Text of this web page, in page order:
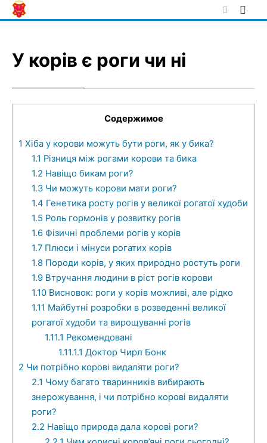
Skip
to
У корів є роги чи ні
Содержимое
1 Хіба у корови можуть бути роги, як у бика?
1.1 Різниця між рогами корови та бика
1.2 Навіщо бикам роги?
1.3 Чи можуть корови мати роги?
1.4 Генетика росту рогів у великої рогатої худоби
1.5 Роль гормонів у розвитку рогів
1.6 Фізичні проблеми рогів у корів
1.7 Плюси і мінуси рогатих корів
1.8 Породи корів, у яких природно ростуть роги
1.9 Втручання людини в ріст рогів корови
1.10 Висновок: роги у корів можливі, але рідко
1.11 Майбутні розробки в розведенні великої
рогатої худоби та вирощуванні рогів
1.11.1 Рекомендовані
1.11.1.1 Доктор Чирл Бонк
2 Чи потрібно корові видаляти роги?
2.1 Чому багато тваринників вибирають
знерожування, і чи потрібно корові видаляти
роги?
2.2 Навіщо природа дала корові роги?